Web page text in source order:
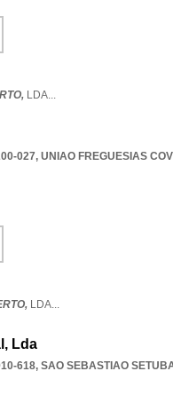
LDA...
027, UNIAO FREGUESIAS
LDA...
Lda
618, SAO SEBASTIAO